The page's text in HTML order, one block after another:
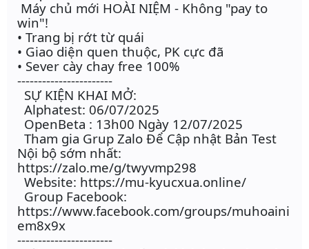
Máy chủ mới HOÀI NIỆM - Không "pay to
win"!
• Trang bị rớt từ quái
• Giao diện quen thuộc, PK cực đã
• Sever cày chay free 100%
-----------------------
SỰ KIỆN KHAI MỞ:
Alphatest: 06/07/2025
OpenBeta : 13h00 Ngày 12/07/2025
Tham gia Grup Zalo Để Cập nhật Bản Test
Nội bộ sớm nhất:
https://zalo.me/g/twyvmp298
Website: https://mu-kyucxua.online/
Group Facebook:
https://www.facebook.com/groups/muhoaini
em8x9x
-----------------------